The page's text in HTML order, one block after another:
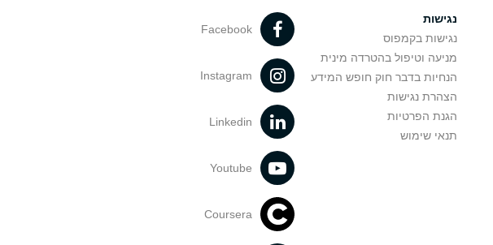
נגישות
נגישות בקמפוס
מניעה וטיפול בהטרדה מינית
הנחיות בדבר חוק חופש המידע
הצהרת נגישות
הגנת הפרטיות
תנאי שימוש
Facebook
Instagram
Linkedin
Youtube
Coursera